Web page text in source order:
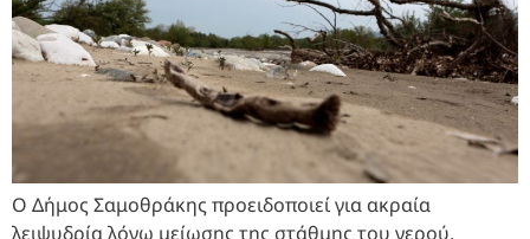
Ο Δήμος Σαμοθράκης προειδοποιεί για ακραία
λειψυδρία λόγω μείωσης της στάθμης του νερού.